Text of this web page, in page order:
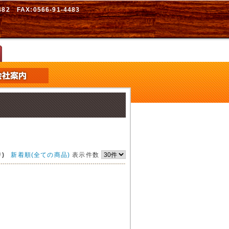
FAX:0566-91-4483
) 新着順(全ての商品) 表示件数